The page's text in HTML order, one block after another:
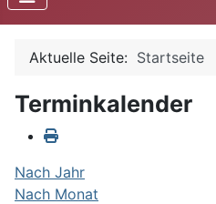
Aktuelle Seite: Startseite
Terminkalender
Nach Jahr
Nach Monat